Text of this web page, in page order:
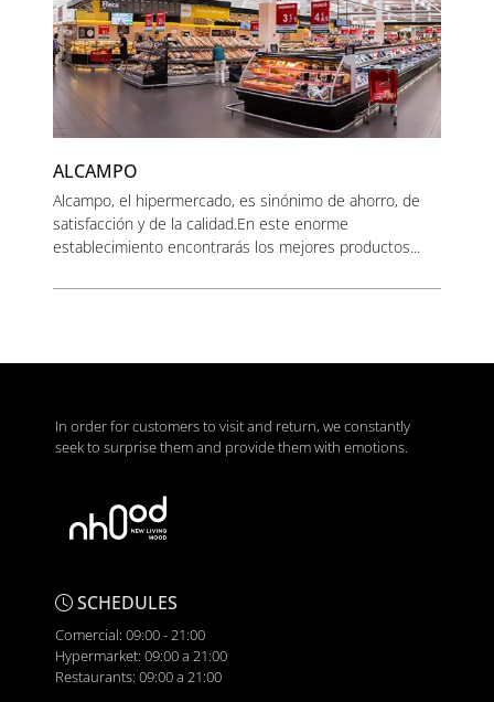
ALCAMPO
Alcampo, el hipermercado, es sinónimo de ahorro, de
satisfacción y de la calidad.En este enorme
establecimiento encontrarás los mejores productos...
In order for customers to visit and return, we constantly
seek to surprise them and provide them with emotions.
SCHEDULES
Comercial: 09:00 - 21:00
Hypermarket: 09:00 a 21:00
Restaurants: 09:00 a 21:00